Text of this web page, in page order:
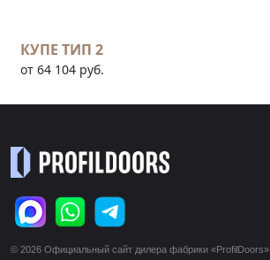
КУПЕ ТИП 2
от 64 104 руб.
© 2026 Официальный сайт дилера фабрики «ProfilDoors»